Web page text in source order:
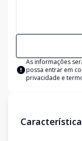
As informações
possa entrar em
privacidade e